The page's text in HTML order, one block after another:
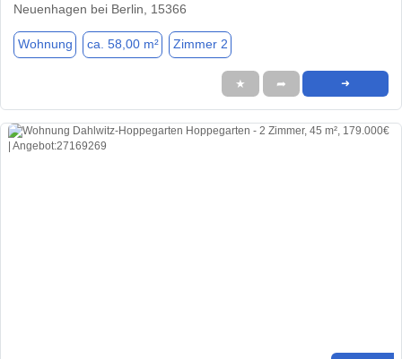
Neuenhagen bei Berlin, 15366
Wohnung ca. 58,00 m² Zimmer 2
★ ➦ ➜